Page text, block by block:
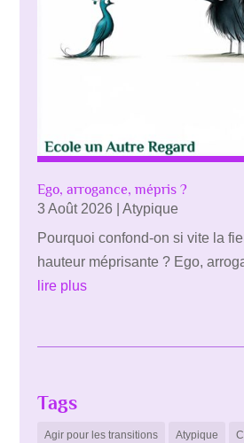
Ego, arrogance, mépris ?
3 Août 2026 |Atypique
Pourquoi confond-on si vite la
hauteur méprisante ? Ego,
lire plus
Tags
Agir pour les transitions Atypique